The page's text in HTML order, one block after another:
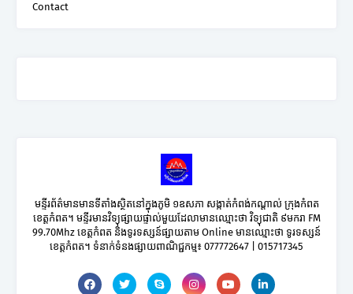
Contact
មន្ទីរព័ត៌មានមានទីតាំងស្ថិតនៅក្នុងភូមិ ១ឧសភា សង្កាត់កំពង់កណ្តាល់ ក្រុងកំពត
ខេត្តកំពត។ មន្ទីរមានវិទ្យុផ្សាយផ្ទាល់មួយដែលាមានឈ្មោះថា វិទ្យុជាតិ ៩មករា FM
99.70Mhz ខេត្តកំពត និងទូរទស្សន៍ផ្សាយតាម Online មានឈ្មោះថា ទូរទស្សន៍
ខេត្តកំពត។ ទំនាក់ទំនងផ្សាយពាណិជ្ជកម្ម៖ 077772647 | 015717345